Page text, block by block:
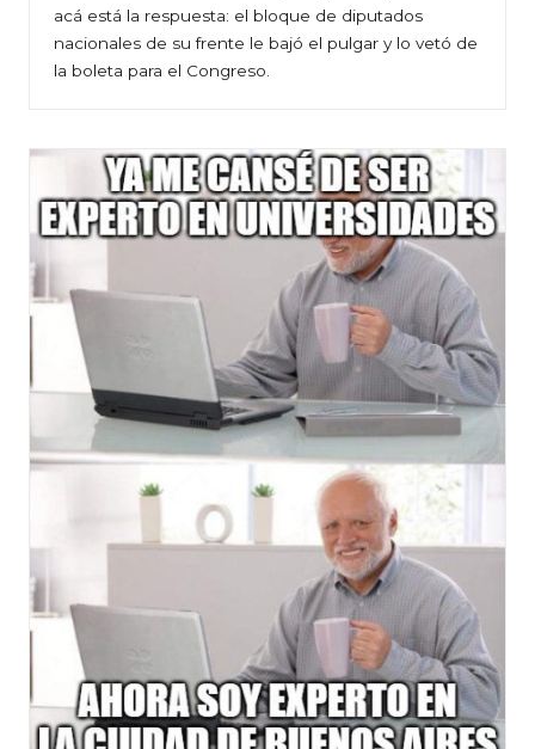
acá está la respuesta: el bloque de diputados
nacionales de su frente le bajó el pulgar y lo vetó de
la boleta para el Congreso.